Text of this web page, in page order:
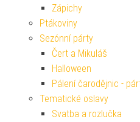
Zápichy
Ptákoviny
Sezónní párty
Čert a Mikuláš
Halloween
Pálení čarodějnic -
Tematické oslavy
Svatba a rozlučka